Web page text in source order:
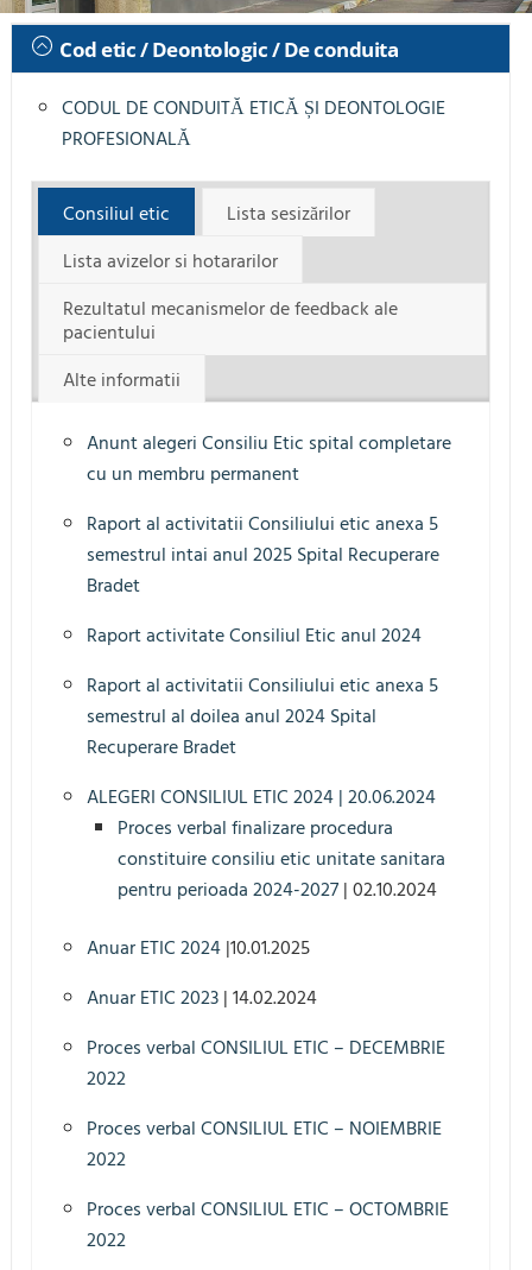
Cod etic / Deontologic / De conduita
CODUL DE CONDUITĂ ETICĂ ȘI DEONTOLOGIE
PROFESIONALĂ
Consiliul etic
Lista sesizărilor
Lista avizelor si hotararilor
Rezultatul mecanismelor de feedback ale
pacientului
Alte informatii
Anunt alegeri Consiliu Etic spital completare
cu un membru permanent
Raport al activitatii Consiliului etic anexa 5
semestrul intai anul 2025 Spital Recuperare
Bradet
Raport activitate Consiliul Etic anul 2024
Raport al activitatii Consiliului etic anexa 5
semestrul al doilea anul 2024 Spital
Recuperare Bradet
ALEGERI CONSILIUL ETIC 2024 | 20.06.2024
Proces verbal finalizare procedura
constituire consiliu etic unitate sanitara
pentru perioada 2024-2027| 02.10.2024
Anuar ETIC 2024 |10.01.2025
Anuar ETIC 2023 | 14.02.2024
Proces verbal CONSILIUL ETIC – DECEMBRIE
2022
Proces verbal CONSILIUL ETIC – NOIEMBRIE
2022
Proces verbal CONSILIUL ETIC – OCTOMBRIE
2022